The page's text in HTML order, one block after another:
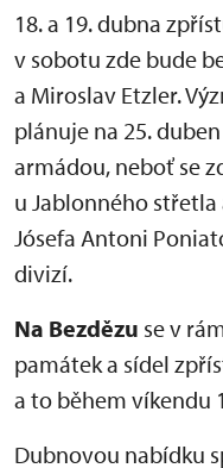
18. a 19. dubna
v sobotu zde bude
a Miroslav Etzler.
plánuje na 25.
armádou, neboť se
u Jablonného
Jósefa Antoni
divizí.
Na Bezdězu se v
památek a sídel
a to během víkendu
Dubnovou nabídku